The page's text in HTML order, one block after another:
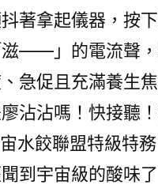
著拿起儀器，按
滋——」的電流聲
急促且充滿養生
廖沾沾嗎！快接聽
水餃聯盟特級特
到宇宙級的酸味